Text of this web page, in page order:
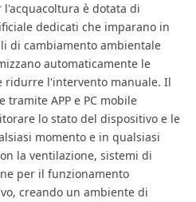
è dotata di
dedicati che imparano in
di cambiamento ambientale
automaticamente le
ridurre l'intervento manuale. Il
APP e PC mobile
lo stato del dispositivo e le
momento e in qualsiasi
la ventilazione, sistemi di
per il funzionamento
creando un ambiente di